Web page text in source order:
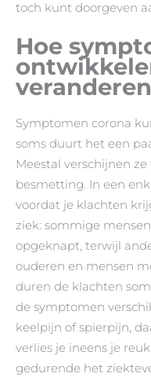
toch kunt doorgeven
Hoe
veranderen
Symptomen corona
soms duurt het een
Meestal verschijnen
besmetting. In een
voordat je klachten
ziek: sommige
opgeknapt, terwijl
ouderen en mensen
duren de klachten
de symptomen
keelpijn of spierpijn,
verlies je ineens je
gedurende het